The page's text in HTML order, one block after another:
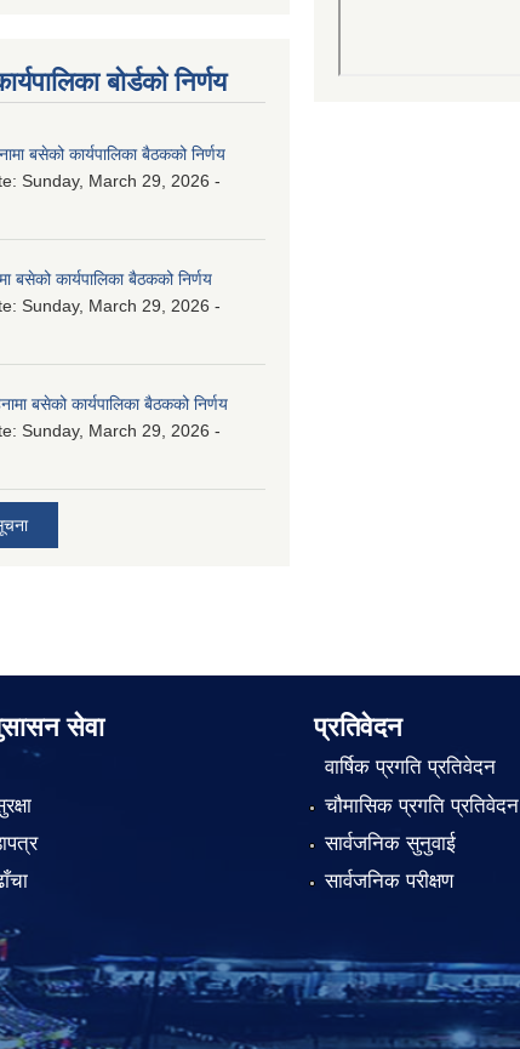
बोर्डको निर्णय
बसेको कार्यपालिका बैठकको निर्णय
Sunday, March 29, 2026 -
बसेको कार्यपालिका बैठकको निर्णय
Sunday, March 29, 2026 -
बसेको कार्यपालिका बैठकको निर्णय
Sunday, March 29, 2026 -
सेवा प्रतिवेदन
वार्षिक प्रगति प्रतिवेदन
चौमासिक प्रगति प्रतिवेदन
सार्वजनिक सुनुवाई
सार्वजनिक परीक्षण